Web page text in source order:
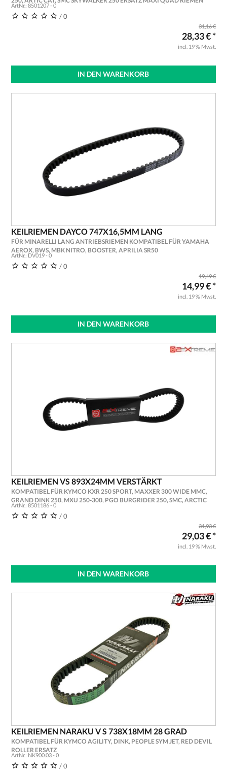
ArtNr.: 8501207 - 0
/ 0
31,16 €
28,33 € *
incl. 19 % Mwst.
IN DEN WARENKORB
KEILRIEMEN DAYCO 747X16,5MM LANG
FÜR MINARELLI LANG ANTRIEBSRIEMEN KOMPATIBEL FÜR YAMAHA
AEROX, BWS, MBK NITRO, BOOSTER, APRILIA SR50
ArtNr.: DV019 - 0
/ 0
19,49 €
14,99 € *
incl. 19 % Mwst.
IN DEN WARENKORB
KEILRIEMEN VS 893X24MM VERSTÄRKT
KOMPATIBEL FÜR KYMCO KXR 250 SPORT, MAXXER 300 WIDE MMC,
GRAND DINK 250, MXU 250-300, PGO BURGRIDER 250, SMC, ARCTIC
CAT 250, BAROSSA SKYWALKER 250R, CYR 351, GOES AEON ERSATZ
MAXI
ArtNr.: 8501186 - 0
/ 0
31,93 €
29,03 € *
incl. 19 % Mwst.
IN DEN WARENKORB
KEILRIEMEN NARAKU V S 738X18MM 28 GRAD
KOMPATIBEL FÜR KYMCO AGILITY, DINK, PEOPLE SYM JET, RED DEVIL
ROLLER ERSATZ
ArtNr.: NK900.03 - 0
/ 0